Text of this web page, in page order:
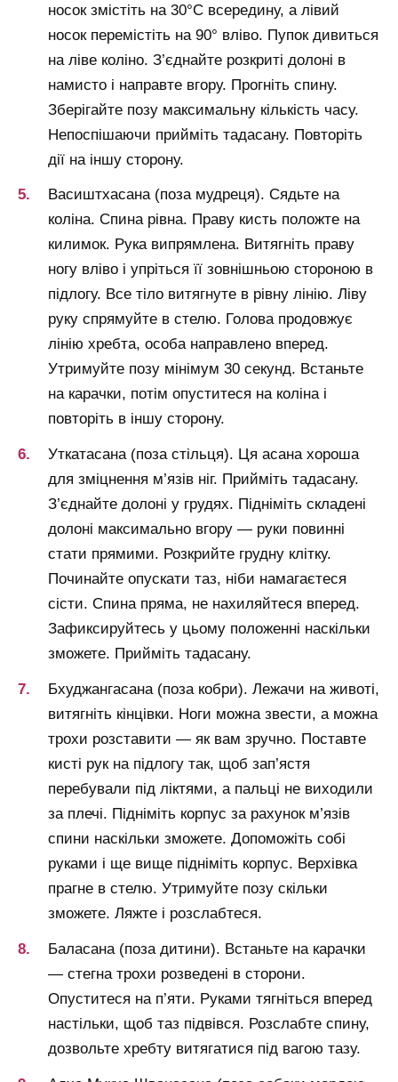
носок змістіть на 30°С всередину, а лівий
носок перемістіть на 90° вліво. Пупок дивиться
на ліве коліно. З’єднайте розкриті долоні в
намисто і направте вгору. Прогніть спину.
Зберігайте позу максимальну кількість часу.
Непоспішаючи прийміть тадасану. Повторіть
дії на іншу сторону.
Васиштхасана (поза мудреця). Сядьте на
коліна. Спина рівна. Праву кисть положте на
килимок. Рука випрямлена. Витягніть праву
ногу вліво і упріться її зовнішньою стороною в
підлогу. Все тіло витягнуте в рівну лінію. Ліву
руку спрямуйте в стелю. Голова продовжує
лінію хребта, особа направлено вперед.
Утримуйте позу мінімум 30 секунд. Встаньте
на карачки, потім опуститеся на коліна і
повторіть в іншу сторону.
Уткатасана (поза стільця). Ця асана хороша
для зміцнення м’язів ніг. Прийміть тадасану.
З’єднайте долоні у грудях. Підніміть складені
долоні максимально вгору — руки повинні
стати прямими. Розкрийте грудну клітку.
Починайте опускати таз, ніби намагаєтеся
сісти. Спина пряма, не нахиляйтеся вперед.
Зафиксируйтесь у цьому положенні наскільки
зможете. Прийміть тадасану.
Бхуджангасана (поза кобри). Лежачи на животі,
витягніть кінцівки. Ноги можна звести, а можна
трохи розставити — як вам зручно. Поставте
кисті рук на підлогу так, щоб зап’ястя
перебували під ліктями, а пальці не виходили
за плечі. Підніміть корпус за рахунок м’язів
спини наскільки зможете. Допоможіть собі
руками і ще вище підніміть корпус. Верхівка
прагне в стелю. Утримуйте позу скільки
зможете. Ляжте і розслабтеся.
Баласана (поза дитини). Встаньте на карачки
— стегна трохи розведені в сторони.
Опуститеся на п’яти. Руками тягніться вперед
настільки, щоб таз підвівся. Розслабте спину,
дозвольте хребту витягатися під вагою тазу.